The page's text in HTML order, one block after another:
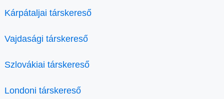
Kárpátaljai társkereső
Vajdasági társkereső
Szlovákiai társkereső
Londoni társkereső